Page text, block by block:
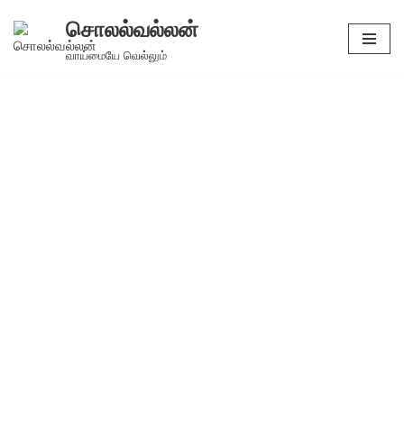
Skip
சொலல்வல்லன்
வாய்மையே வெல்லும்